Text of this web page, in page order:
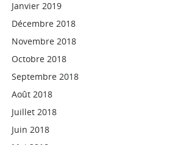
Janvier 2019
Décembre 2018
Novembre 2018
Octobre 2018
Septembre 2018
Août 2018
Juillet 2018
Juin 2018